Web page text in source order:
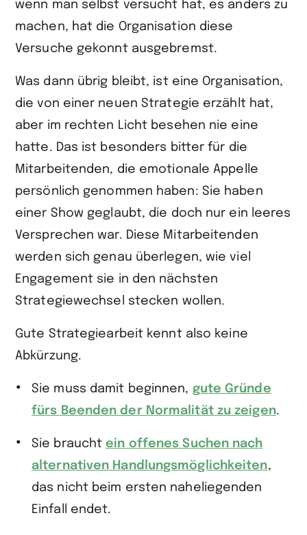
wenn man selbst versucht hat, es anders zu
machen, hat die Organisation diese
Versuche gekonnt ausgebremst.
Was dann übrig bleibt, ist eine Organisation,
die von einer neuen Strategie erzählt hat,
aber im rechten Licht besehen nie eine
hatte. Das ist besonders bitter für die
Mitarbeitenden, die emotionale Appelle
persönlich genommen haben: Sie haben
einer Show geglaubt, die doch nur ein leeres
Versprechen war. Diese Mitarbeitenden
werden sich genau überlegen, wie viel
Engagement sie in den nächsten
Strategiewechsel stecken wollen.
Gute Strategiearbeit kennt also keine
Abkürzung.
Sie muss damit beginnen, gute Gründe
fürs Beenden der Normalität zu zeigen.
Sie brauchtein offenes Suchen nach
alternativen Handlungsmöglichkeiten,
das nicht beim ersten naheliegenden
Einfall endet.